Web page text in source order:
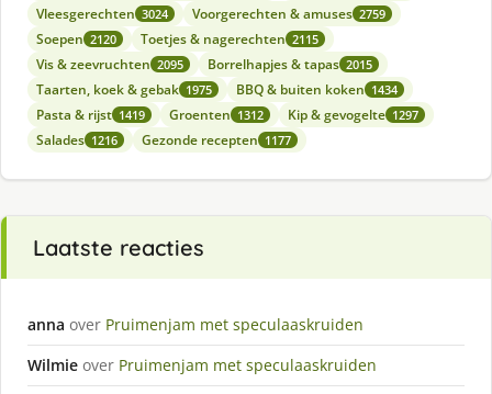
Vleesgerechten 3024 Voorgerechten & amuses 2759
Soepen 2120 Toetjes & nagerechten 2115
Vis & zeevruchten 2095 Borrelhapjes & tapas 2015
Taarten, koek & gebak 1975 BBQ & buiten koken 1434
Pasta & rijst 1419 Groenten 1312 Kip & gevogelte 1297
Salades 1216 Gezonde recepten 1177
Laatste reacties
anna over Pruimenjam met speculaaskruiden
Wilmie over Pruimenjam met speculaaskruiden